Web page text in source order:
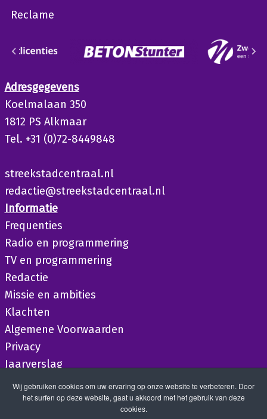
Reclame
Adresgegevens
Koelmalaan 350
1812 PS Alkmaar
Tel. +31 (0)72-8449848
streekstadcentraal.nl
redactie@streekstadcentraal.nl
Informatie
Frequenties
Radio en programmering
TV en programmering
Redactie
Missie en ambities
Klachten
Algemene Voorwaarden
Privacy
Jaarverslag
Wij gebruiken cookies om uw ervaring op onze website te verbeteren. Door
het surfen op deze website, gaat u akkoord met het gebruik van deze
cookies.